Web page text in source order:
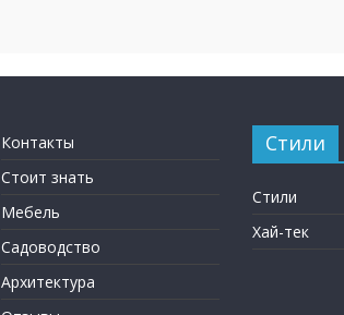
Контакты
Стоит знать
Мебель
Садоводство
Архитектура
Стили
Стили
Хай-тек